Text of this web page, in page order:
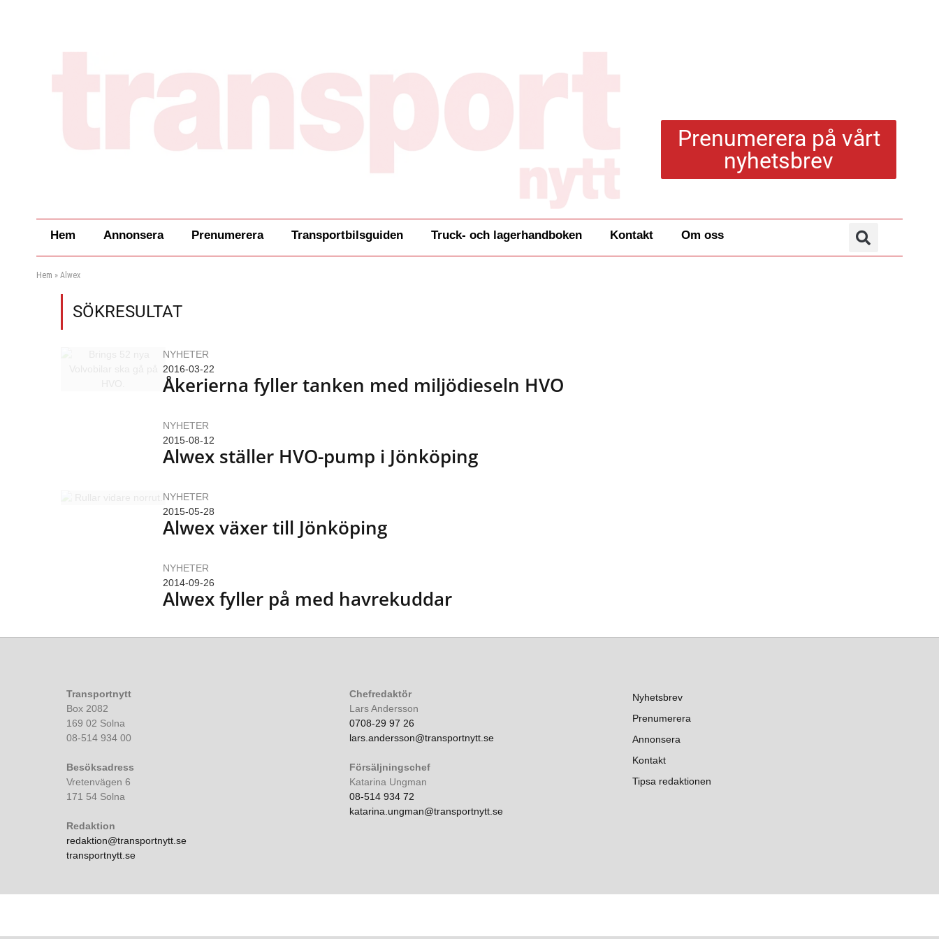
Prenumerera på vårt
nyhetsbrev
Hem Annonsera Prenumerera Transportbilsguiden Truck- och lagerhandboken Kontakt Om oss
Hem » Alwex
SÖKRESULTAT
NYHETER
2016-03-22
Åkerierna fyller tanken med miljödieseln HVO
NYHETER
2015-08-12
Alwex ställer HVO-pump i Jönköping
NYHETER
2015-05-28
Alwex växer till Jönköping
NYHETER
2014-09-26
Alwex fyller på med havrekuddar
Transportnytt
Box 2082
169 02 Solna
08-514 934 00
Besöksadress
Vretenvägen 6
171 54 Solna
Redaktion
redaktion@transportnytt.se
transportnytt.se
Chefredaktör
Lars Andersson
0708-29 97 26
lars.andersson@transportnytt.se
Försäljningschef
Katarina Ungman
08-514 934 72
katarina.ungman@transportnytt.se
Nyhetsbrev
Prenumerera
Annonsera
Kontakt
Tipsa redaktionen